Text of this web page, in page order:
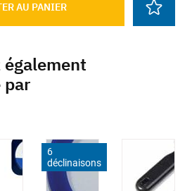
AU PANIER
par
6
déclinaisons